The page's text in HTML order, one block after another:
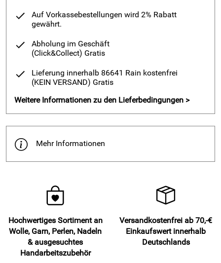
Auf Vorkassebestellungen wird 2% Rabatt
gewährt.
Abholung im Geschäft
(Click&Collect) Gratis
Lieferung innerhalb 86641 Rain kostenfrei
(KEIN VERSAND) Gratis
Weitere Informationen zu den Lieferbedingungen >
Mehr Informationen
Hochwertiges Sortiment an
Wolle, Garn, Perlen, Nadeln
& ausgesuchtes
Handarbeitszubehör
Versandkostenfrei ab 70,-€
Einkaufswert innerhalb
Deutschlands